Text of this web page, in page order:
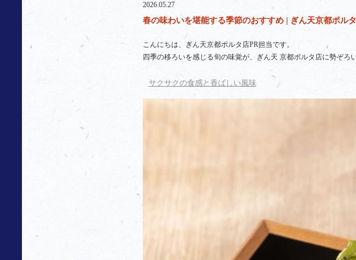
2026.05.27
春の味わいを堪能する季節のおすすめ | ぎん天京都ポル
こんにちは、ぎん天京都ポルタ店PR担当です。
四季の移ろいを感じる旬の味覚が、ぎん天 京都ポルタ店に勢ぞろ
サクサクの食感と香ばしい風味